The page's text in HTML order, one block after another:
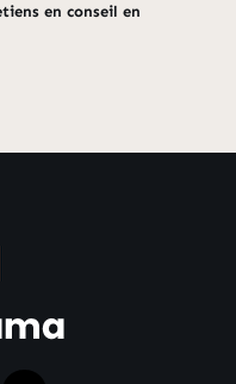
en conseil en